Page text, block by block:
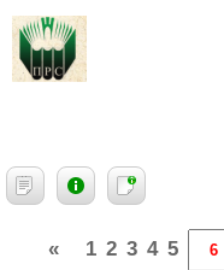
« 1 2 3 4 5